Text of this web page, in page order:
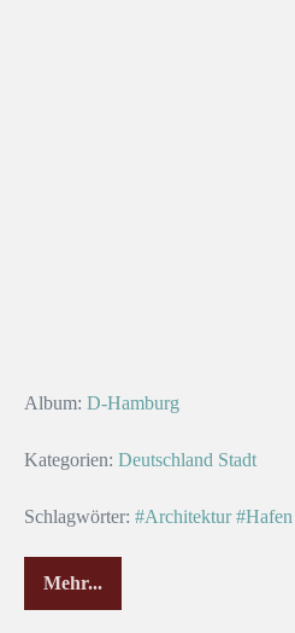
Album: D-Hamburg
Kategorien: Deutschland Stadt
Schlagwörter: #Architektur #Hafen
Mehr...